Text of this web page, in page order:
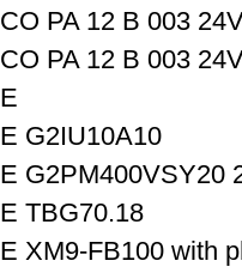
CO PA 12 B 003
CO PA 12 B 003
E
E G2IU10A10
E G2PM400VSY20
E TBG70.18
E XM9-FB100 with